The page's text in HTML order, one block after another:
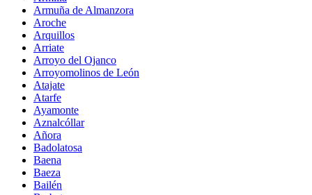
Armuña de Almanzora
Aroche
Arquillos
Arriate
Arroyo del Ojanco
Arroyomolinos de León
Atajate
Atarfe
Ayamonte
Aznalcóllar
Añora
Badolatosa
Baena
Baeza
Bailén